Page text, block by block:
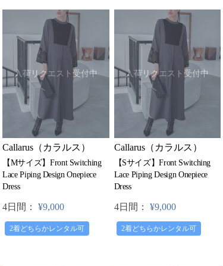
入荷リクエスト受付中
Callarus（カラルス）
【Mサイズ】Front Switching
Lace Piping Design Onepiece
Dress
4日間： ¥9,000
2着どちらかレンタル可
入荷リクエスト受付中
Callarus（カラルス）
【Sサイズ】Front Switching
Lace Piping Design Onepiece
Dress
4日間： ¥9,000
2着どちらかレンタル可